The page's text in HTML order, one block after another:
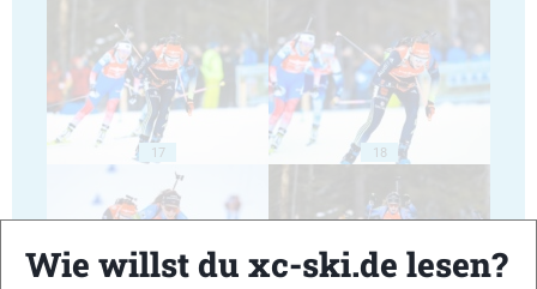
17 18
Wie willst du xc-ski.de lesen?